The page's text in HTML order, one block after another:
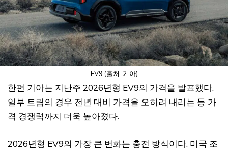
EV9 (출처-기아)
한편 기아는 지난주 2026년형 EV9의 가격을 발표했다.
일부 트림의 경우 전년 대비 가격을 오히려 내리는 등 가
격 경쟁력까지 더욱 높아졌다.
2026년형 EV9의 가장 큰 변화는 충전 방식이다. 미국 조